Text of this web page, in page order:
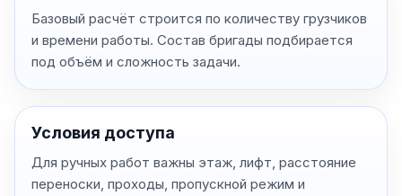
Базовый расчёт строится по количеству грузчиков
и времени работы. Состав бригады подбирается
под объём и сложность задачи.
Условия доступа
Для ручных работ важны этаж, лифт, расстояние
переноски, проходы, пропускной режим и